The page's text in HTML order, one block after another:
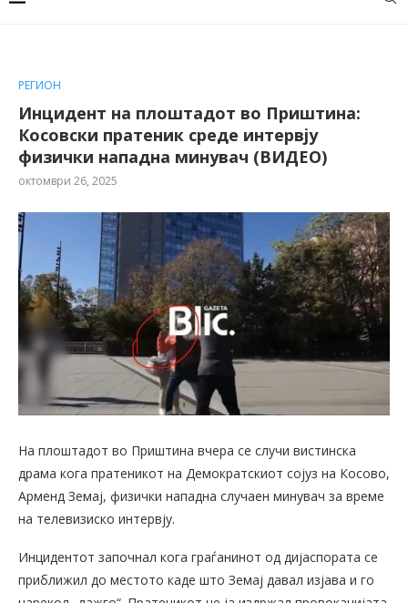
РЕГИОН
Инцидент на плоштадот во Приштина:
Косовски пратеник среде интервју
физички нападна минувач (ВИДЕО)
октомври 26, 2025
На плоштадот во Приштина вчера се случи вистинска
драма кога пратеникот на Демократскиот сојуз на Косово,
Арменд Земај, физички нападна случаен минувач за време
на телевизиско интервју.
Инцидентот започнал кога граѓанинот од дијаспората се
приближил до местото каде што Земај давал изјава и го